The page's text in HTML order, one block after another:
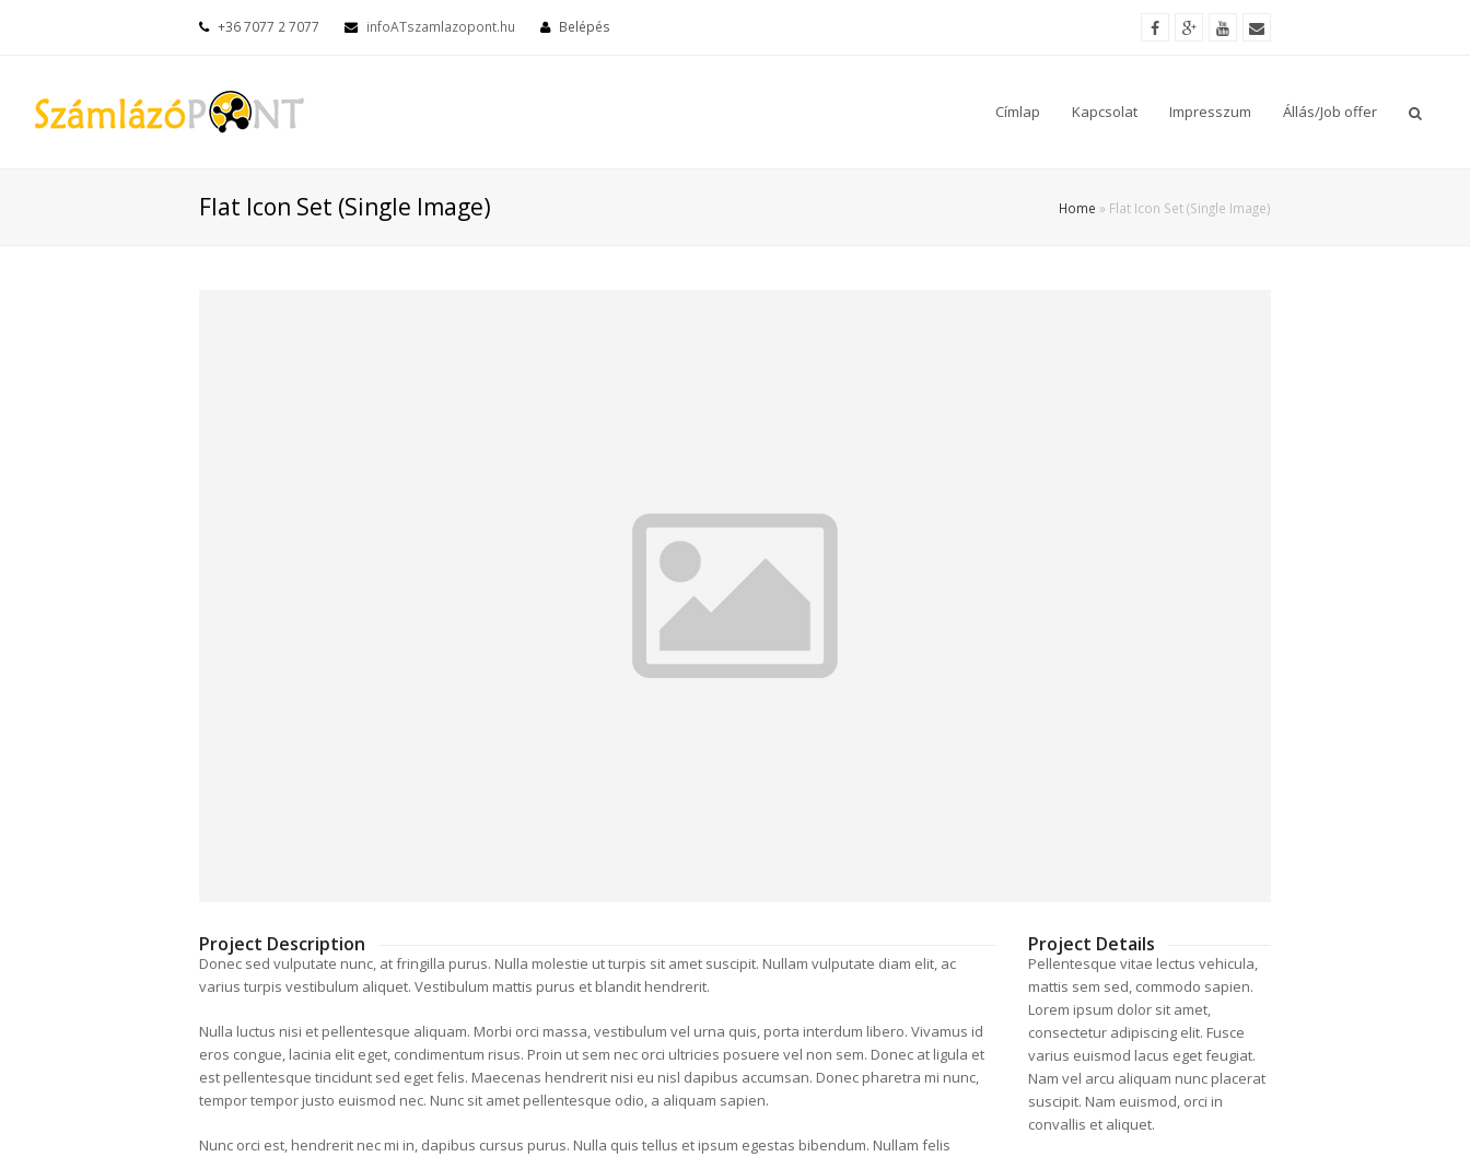
+36 7077 2 7077 infoATszamlazopont.hu Belépés
Címlap Kapcsolat Impresszum Állás/Job offer
Flat Icon Set (Single Image) Home » Flat Icon Set (Single Image)
Project Description
Donec sed vulputate nunc, at fringilla purus. Nulla molestie ut turpis sit amet suscipit. Nullam vulputate diam elit, ac
varius turpis vestibulum aliquet. Vestibulum mattis purus et blandit hendrerit.
Nulla luctus nisi et pellentesque aliquam. Morbi orci massa, vestibulum vel urna quis, porta interdum libero. Vivamus id
eros congue, lacinia elit eget, condimentum risus. Proin ut sem nec orci ultricies posuere vel non sem. Donec at ligula et
est pellentesque tincidunt sed eget felis. Maecenas hendrerit nisi eu nisl dapibus accumsan. Donec pharetra mi nunc,
tempor tempor justo euismod nec. Nunc sit amet pellentesque odio, a aliquam sapien.
Nunc orci est, hendrerit nec mi in, dapibus cursus purus. Nulla quis tellus et ipsum egestas bibendum. Nullam felis
Project Details
Pellentesque vitae lectus vehicula,
mattis sem sed, commodo sapien.
Lorem ipsum dolor sit amet,
consectetur adipiscing elit. Fusce
varius euismod lacus eget feugiat.
Nam vel arcu aliquam nunc placerat
suscipit. Nam euismod, orci in
convallis et aliquet.